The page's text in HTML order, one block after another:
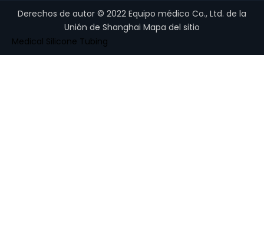
Derechos de autor © 2022 Equipo médico Co., Ltd. de la
Unión de Shanghai Mapa del sitio
Medical Silicone Tubing